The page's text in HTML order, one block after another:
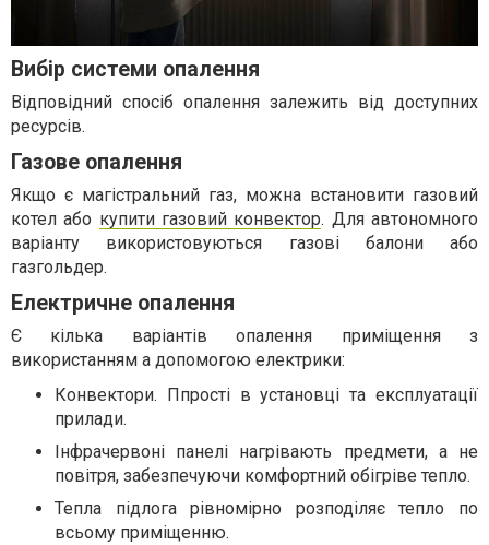
Вибір системи опалення
Відповідний спосіб опалення залежить від доступних
ресурсів.
Газове опалення
Якщо є магістральний газ, можна встановити газовий
котел або купити газовий конвектор. Для автономного
варіанту використовуються газові балони або
газгольдер.
Електричне опалення
Є кілька варіантів опалення приміщення з
використанням а допомогою електрики:
Конвектори. Ппрості в установці та експлуатації
прилади.
Інфрачервоні панелі нагрівають предмети, а не
повітря, забезпечуючи комфортний обігріве тепло.
Тепла підлога рівномірно розподіляє тепло по
всьому приміщенню.